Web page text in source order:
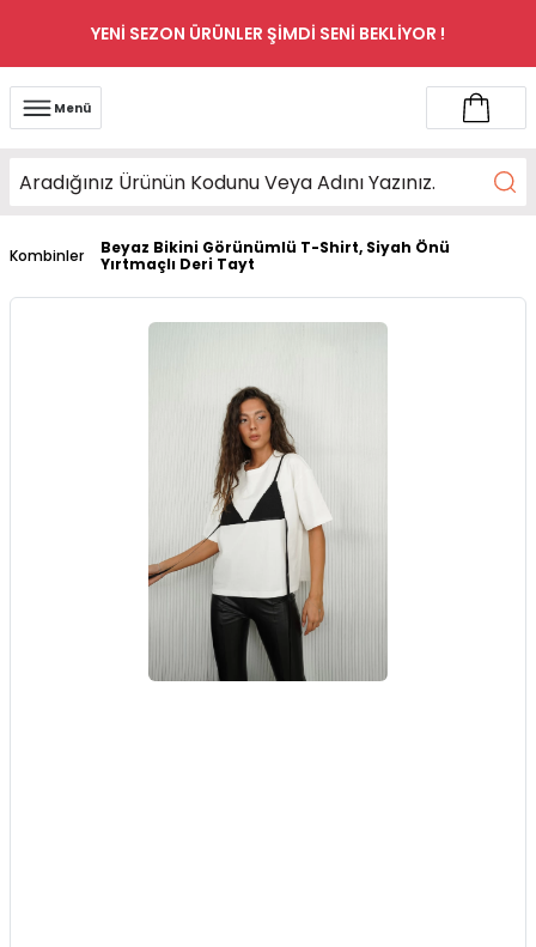
YENİ SEZON ÜRÜNLER ŞİMDİ SENİ BEKLİYOR !
Menü
Kombinler
Beyaz Bikini Görünümlü T-Shirt, Siyah Önü
Yırtmaçlı Deri Tayt